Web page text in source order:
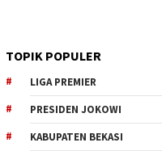
TOPIK POPULER
LIGA PREMIER
PRESIDEN JOKOWI
KABUPATEN BEKASI